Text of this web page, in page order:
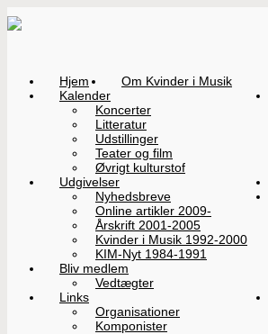
Hjem
Om Kvinder i Musik
Kalender
Koncerter
Litteratur
Udstillinger
Teater og film
Øvrigt kulturstof
Udgivelser
Nyhedsbreve
Online artikler 2009-
Årskrift 2001-2005
Kvinder i Musik 1992-2000
KIM-Nyt 1984-1991
Bliv medlem
Vedtægter
Links
Organisationer
Komponister